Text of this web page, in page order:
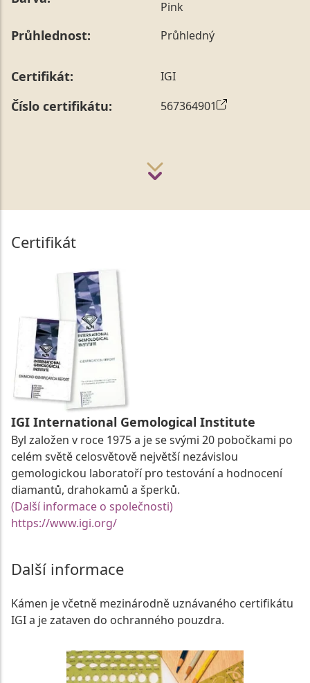
Pink
Průhlednost: Průhledný
Certifikát: IGI
Číslo certifikátu: 567364901
Certifikát
IGI International Gemological Institute
Byl založen v roce 1975 a je se svými 20 pobočkami po
celém světě celosvětově největší nezávislou
gemologickou laboratoří pro testování a hodnocení
diamantů, drahokamů a šperků.
(Další informace o společnosti)
https://www.igi.org/
Další informace
Kámen je včetně mezinárodně uznávaného certifikátu
IGI a je zataven do ochranného pouzdra.